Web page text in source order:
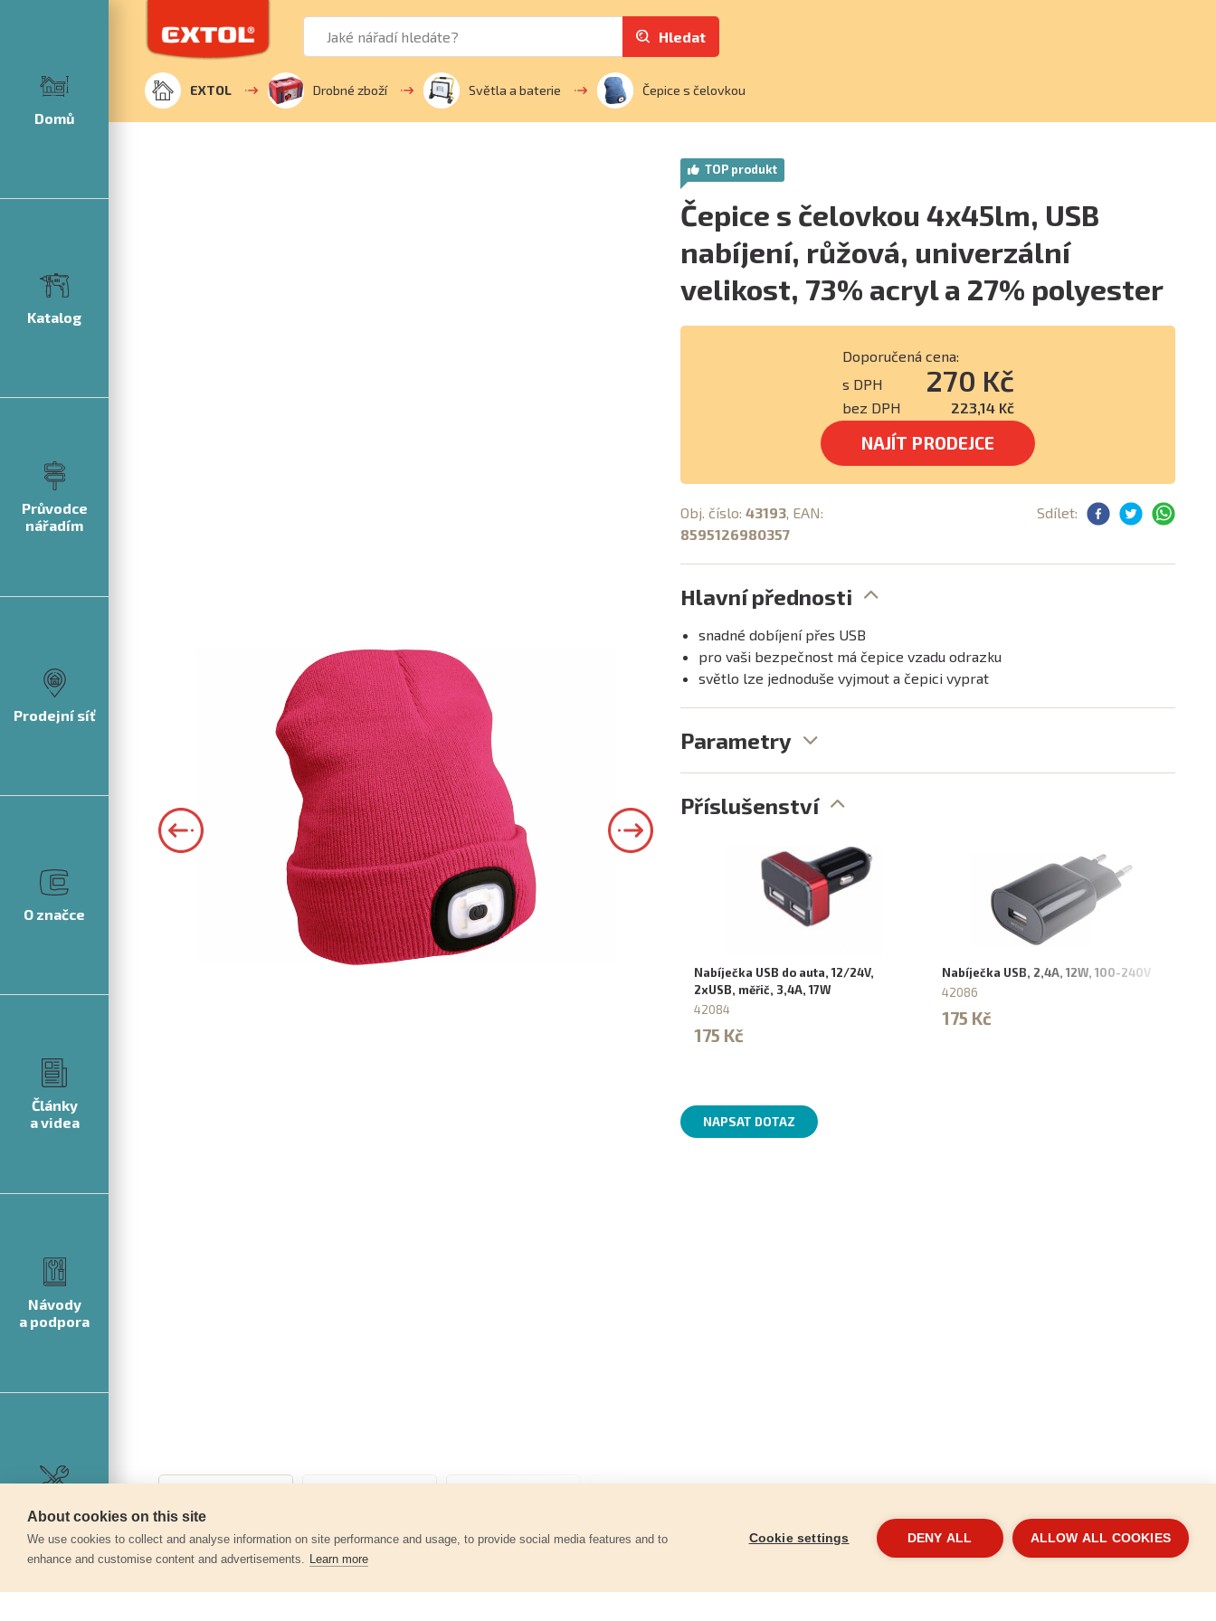
Domů
Katalog
Průvodce
nářadím
Prodejní síť
O značce
Články
a videa
Návody
a podpora
Servis
Hledat
EXTOL Drobné zboží Světla a baterie Čepice s čelovkou
TOP produkt
Čepice s čelovkou 4x45lm, USB
nabíjení, růžová, univerzální
velikost, 73% acryl a 27% polyester
Doporučená cena:
s DPH
270 Kč
bez DPH 223,14 Kč
NAJÍT PRODEJCE
Obj. číslo: 43193 , EAN:
8595126980357
Sdílet:
Hlavní přednosti
snadné dobíjení přes USB
pro vaši bezpečnost má čepice vzadu odrazku
světlo lze jednoduše vyjmout a čepici vyprat
Parametry
Příslušenství
Nabíječka USB do auta, 12/24V,
2xUSB, měřič, 3,4A, 17W
42084
175 Kč
Nabíječka USB, 2,4A, 12W, 100-240V
42086
175 Kč
NAPSAT DOTAZ
About cookies on this site
We use cookies to collect and analyse information on site performance and usage, to provide social media features and to
enhance and customise content and advertisements. Learn more
Cookie settings DENY ALL ALLOW ALL COOKIES